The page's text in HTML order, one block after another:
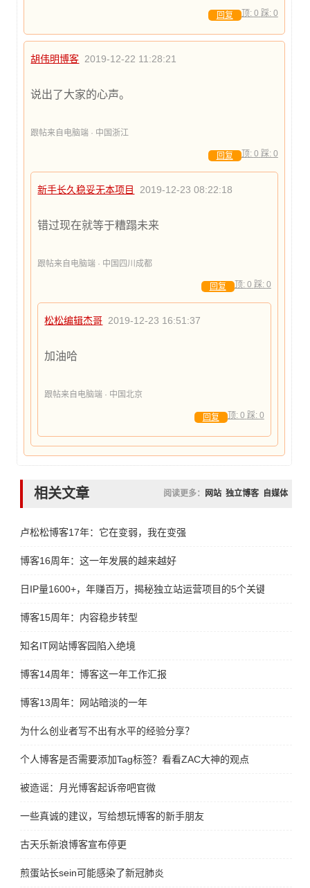
顶: 0 踩: 0
回复
胡伟明博客 2019-12-22 11:28:21
说出了大家的心声。
跟帖来自电脑端 · 中国浙江
顶: 0 踩: 0
回复
新手长久稳妥无本项目 2019-12-23 08:22:18
错过现在就等于糟蹋未来
跟帖来自电脑端 · 中国四川成都
顶: 0 踩: 0
回复
松松编辑杰哥 2019-12-23 16:51:37
加油哈
跟帖来自电脑端 · 中国北京
顶: 0 踩: 0
回复
相关文章 阅读更多： 网站 独立博客 自媒体
卢松松博客17年：它在变弱，我在变强
博客16周年：这一年发展的越来越好
日IP量1600+，年赚百万，揭秘独立站运营项目的5个关键点！
博客15周年：内容稳步转型
知名IT网站博客园陷入绝境
博客14周年：博客这一年工作汇报
博客13周年：网站暗淡的一年
为什么创业者写不出有水平的经验分享？
个人博客是否需要添加Tag标签？看看ZAC大神的观点
被造谣：月光博客起诉帝吧官微
一些真诚的建议，写给想玩博客的新手朋友
古天乐新浪博客宣布停更
煎蛋站长sein可能感染了新冠肺炎